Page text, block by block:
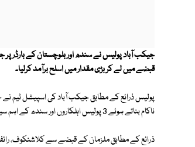
جیکب آباد پولیس نے سندھ اور بلوچستان کے بارڈر
قبضے میں لے کر بڑی مقدار میں اسلح برآمد کرلیا۔
پولیس ذرائع کے مطابق جیکب آباد کی اسپیشل ٹیم نے
ناکام بناتے ہوئے 3 پولیس اہلکاروں اور سندھ کے اہم سیاسی رہنما کے قریبی رشتہ داروں سمیت 7 افراد کو گرفتار کرلیا۔